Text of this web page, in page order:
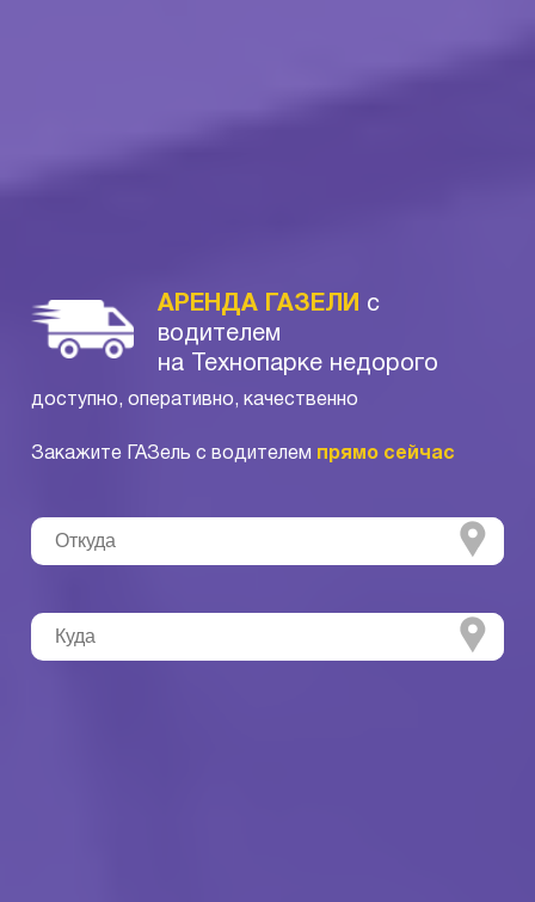
АРЕНДА ГАЗЕЛИ
с
водителем
на Технопарке недорого
доступно, оперативно, качественно
Закажите ГАЗель с водителем прямо сейчас